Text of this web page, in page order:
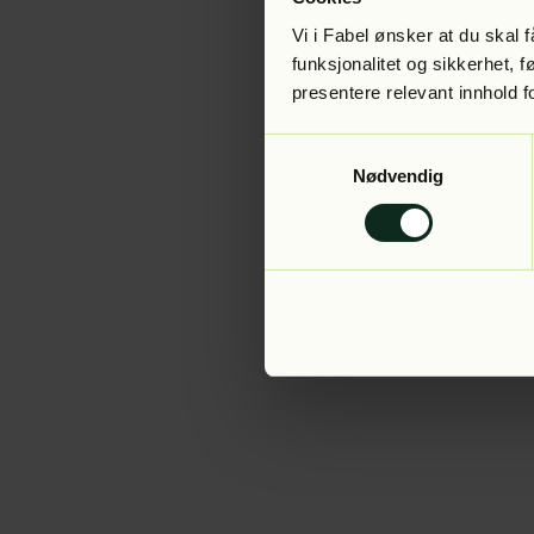
Vi i Fabel ønsker at du skal
funksjonalitet og sikkerhet,
presentere relevant innhold
Nødvendig
Application